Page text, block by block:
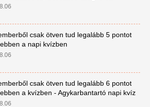
csak ötven tud legalább 5 pontot
a napi kvízben
csak ötven tud legalább 6 pontot
a kvízben - Agykarbantartó napi kvíz